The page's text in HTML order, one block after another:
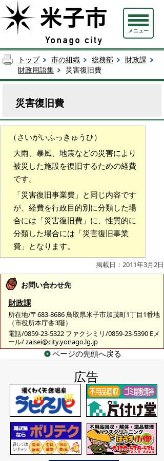
メニュー
トップ 市の組織 総務部
財政課
財政用語集
災害復旧費
災害復旧費
（さいがいふっきゅうひ）
大雨、暴風、地震などの災害により
被災した施設を復旧するための経費
です。
「災害復旧事業費」と同じ内容です
が、経費を行政目的別に分類した場
合には「災害復旧費」に、性質的に
分類した場合には「災害復旧事業
費」となります。
掲載日：2011年3月2日
お問い合わせ先
財政課
所在地/〒683-8686 鳥取県米子市加茂町1丁目1番地
（市役所本庁舎3階）
電話/0859-23-5322 ファクシミリ/0859-23-5390 Eメ
ール/zaisei@city.yonago.lg.jp
ページの先頭へ戻る
広告